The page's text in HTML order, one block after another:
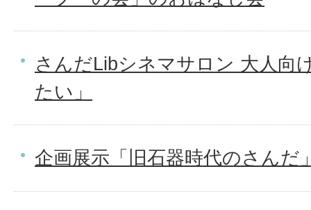
さんだLibシネマサロン 大人向
たい」
企画展示「旧石器時代のさんだ